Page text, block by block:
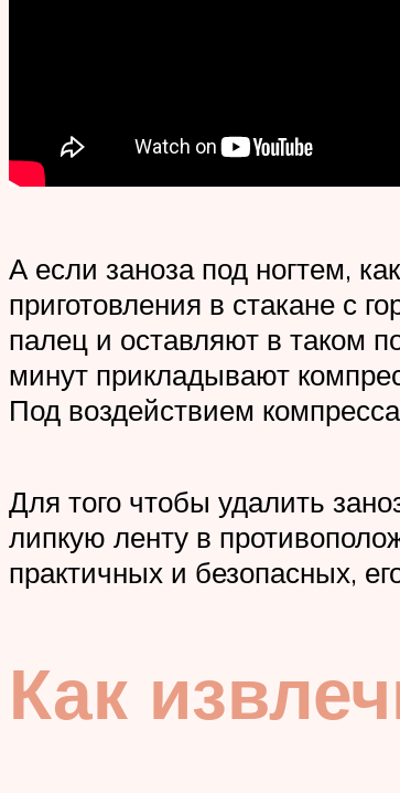
А если заноза под ногтем,
приготовления в стакане с
палец и оставляют в таком
минут прикладывают
Под воздействием
Для того чтобы удалить
липкую ленту в
практичных и безопасных,
Как